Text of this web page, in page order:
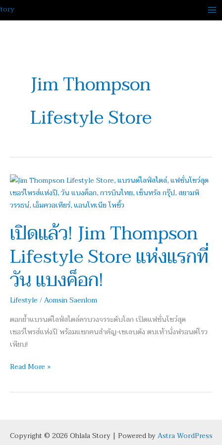
Skip
to
Jim Thompson
Lifestyle Store
เปิดแล้ว! Jim Thompson
Lifestyle Store แห่งแรกที่
วัน แบงค็อก!
Lifestyle /Aomsin Saenlom
ตอกย้ำแบรนด์ไลฟ์สไตล์ครบวงจรระดับโลก เปิดแฟชั่นโชว์สุด
เซอร์ไพรส์แห่งปี พร้อมแขกคนสำคัญ-เซเลบดัง ตบเท้านั่งฟรอนต์โรว
เพียบ!
เปิด
แล้ว!
Jim
Lifestyle
Store
แห่ง
ที่
แบงค็
อก!
Read More »
Copyright © 2026 Ohlala Story | Powered byAstra WordPress